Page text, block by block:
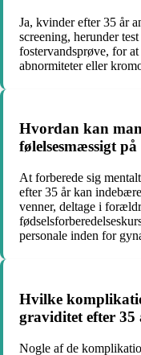
Ja, kvinder efter 35 år
screening, herunder
fostervandsprøve, for
abnormiteter eller
Hvordan kan
følelsesmæssigt
At forberede sig
efter 35 år kan
venner, deltage i
personale inden for
Hvilke
graviditet efter 35
Nogle af de